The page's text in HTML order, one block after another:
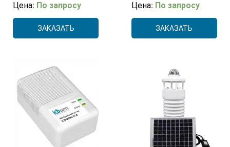
Цена: По запросу
ЗАКАЗАТЬ
Цена: По запросу
ЗАКАЗАТЬ